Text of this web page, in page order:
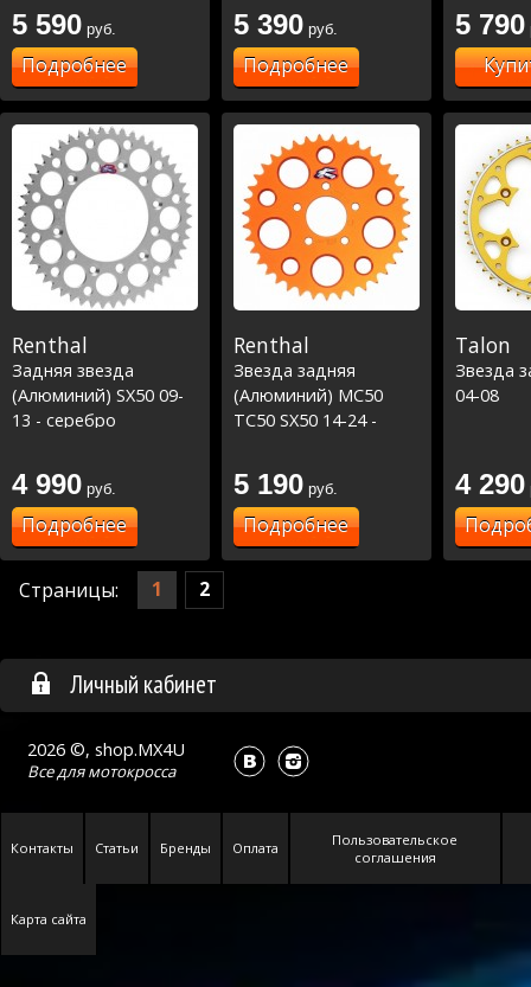
5 590 руб.
Подробнее
5 390 руб.
Подробнее
5 790
Renthal
Задняя звезда
(Алюминий) SX50 09-
13 - серебро
4 990 руб.
Подробнее
Renthal
Звезда задняя
(Алюминий) MC50
TC50 SX50 14-24 -
5 190 руб.
Подробнее
Talon
Звезда
04-08
4 290
Страницы: 1 2
Личный кабинет
2026 ©, shop.MX4U
Все длямотокросса
Контакты Статьи Бренды Оплата
Пользовательское
соглашения
Карта сайта